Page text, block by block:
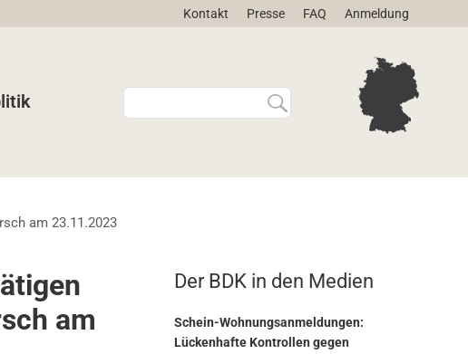
Kontakt Presse FAQ Anmeldung
W
e
E
r
am 23.11.2023
am
Der BDK in den Medien
Schein-Wohnungsanmeldungen:
Lückenhafte Kontrollen gegen